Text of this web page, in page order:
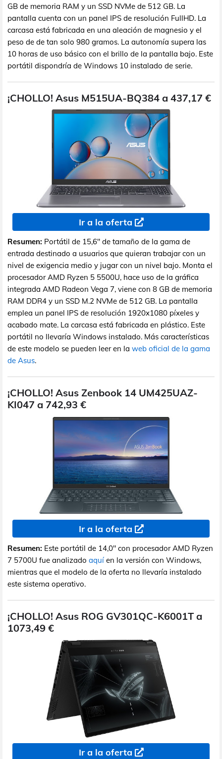
GB de memoria RAM y un SSD NVMe de 512 GB. La
pantalla cuenta con un panel IPS de resolución FullHD. La
carcasa está fabricada en una aleación de magnesio y el
peso de de tan solo 980 gramos. La autonomía supera las
10 horas de uso básico con el brillo de la pantalla bajo. Este
portátil dispondría de Windows 10 instalado de serie.
¡CHOLLO! Asus M515UA-BQ384 a 437,17 €
Ir a la oferta
Resumen: Portátil de 15,6" de tamaño de la gama de
entrada destinado a usuarios que quieran trabajar con un
nivel de exigencia medio y jugar con un nivel bajo. Monta el
procesador AMD Ryzen 5 5500U, hace uso de la gráfica
integrada AMD Radeon Vega 7, viene con 8 GB de memoria
RAM DDR4 y un SSD M.2 NVMe de 512 GB. La pantalla
emplea un panel IPS de resolución 1920x1080 píxeles y
acabado mate. La carcasa está fabricada en plástico. Este
portátil no llevaría Windows instalado. Más características
de este modelo se pueden leer en la web oficial de la gama
de Asus.
¡CHOLLO! Asus Zenbook 14 UM425UAZ-
KI047 a 742,93 €
Ir a la oferta
Resumen: Este portátil de 14,0" con procesador AMD Ryzen
7 5700U fue analizado aquí en la versión con Windows,
mientras que el modelo de la oferta no llevaría instalado
este sistema operativo.
¡CHOLLO! Asus ROG GV301QC-K6001T a
1073,49 €
Ir a la oferta